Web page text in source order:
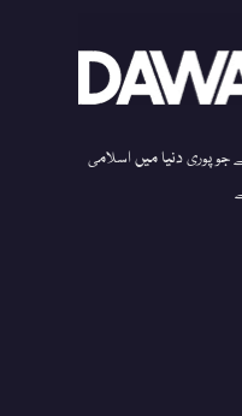
پوری دنیا میں اسلامی